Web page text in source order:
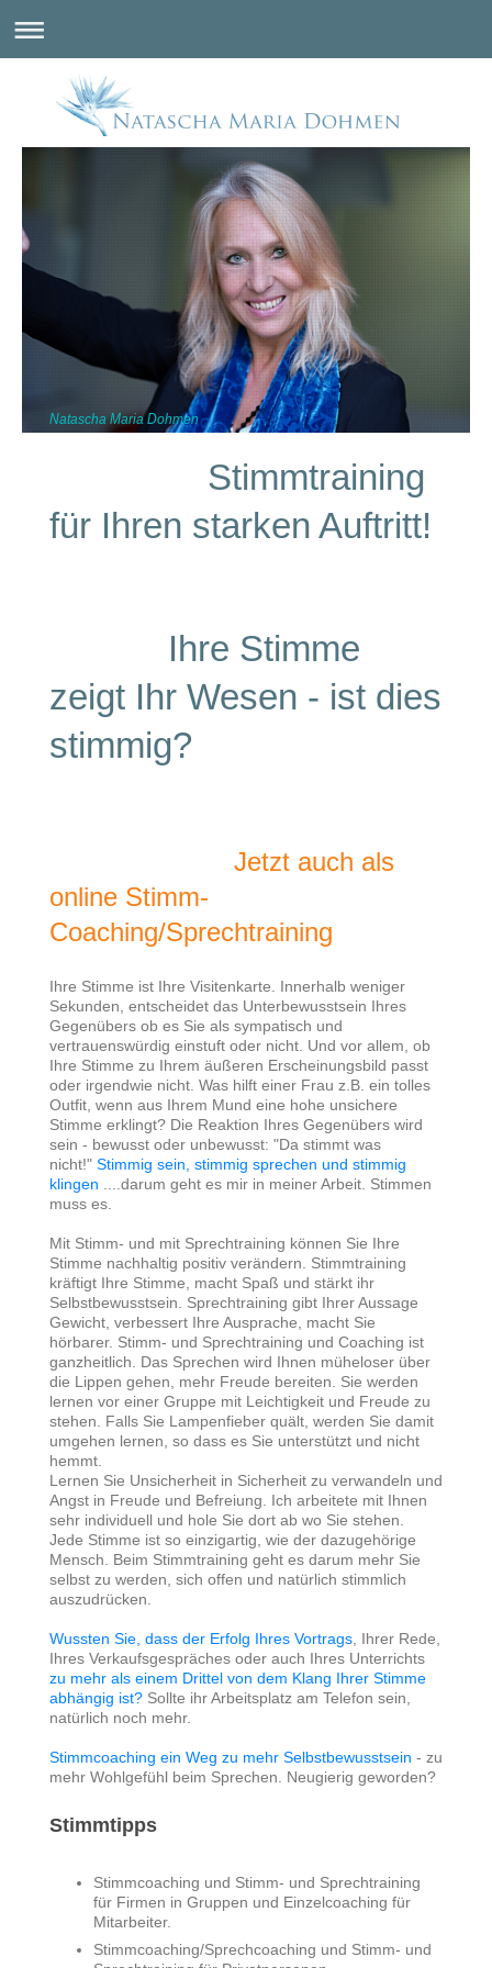
Natascha Maria Dohmen
Stimmtraining
für Ihren starken Auftritt!
Ihre Stimme
zeigt Ihr Wesen - ist dies
stimmig?
Jetzt auch als
online Stimm-
Coaching/Sprechtraining
Ihre Stimme ist Ihre Visitenkarte. Innerhalb weniger
Sekunden, entscheidet das Unterbewusstsein Ihres
Gegenübers ob es Sie als sympatisch und
vertrauenswürdig einstuft oder nicht. Und vor allem, ob
Ihre Stimme zu Ihrem äußeren Erscheinungsbild passt
oder irgendwie nicht. Was hilft einer Frau z.B. ein tolles
Outfit, wenn aus Ihrem Mund eine hohe unsichere
Stimme erklingt? Die Reaktion Ihres Gegenübers wird
sein - bewusst oder unbewusst: "Da stimmt was
nicht!" Stimmig sein, stimmig sprechen und stimmig
klingen ....darum geht es mir in meiner Arbeit. Stimmen
muss es.
Mit Stimm- und mit Sprechtraining können Sie Ihre
Stimme nachhaltig positiv verändern. Stimmtraining
kräftigt Ihre Stimme, macht Spaß und stärkt ihr
Selbstbewusstsein. Sprechtraining gibt Ihrer Aussage
Gewicht, verbessert Ihre Ausprache, macht Sie
hörbarer. Stimm- und Sprechtraining und Coaching ist
ganzheitlich. Das Sprechen wird Ihnen müheloser über
die Lippen gehen, mehr Freude bereiten. Sie werden
lernen vor einer Gruppe mit Leichtigkeit und Freude zu
stehen. Falls Sie Lampenfieber quält, werden Sie damit
umgehen lernen, so dass es Sie unterstützt und nicht
hemmt.
Lernen Sie Unsicherheit in Sicherheit zu verwandeln und
Angst in Freude und Befreiung. Ich arbeitete mit Ihnen
sehr individuell und hole Sie dort ab wo Sie stehen.
Jede Stimme ist so einzigartig, wie der dazugehörige
Mensch. Beim Stimmtraining geht es darum mehr Sie
selbst zu werden, sich offen und natürlich stimmlich
auszudrücken.
Wussten Sie, dass der Erfolg Ihres Vortrags , Ihrer Rede,
Ihres Verkaufsgespräches oder auch Ihres Unterrichts
zu mehr als einem Drittel von dem Klang Ihrer Stimme
abhängig ist? Sollte ihr Arbeitsplatz am Telefon sein,
natürlich noch mehr.
Stimmcoaching ein Weg zu mehr Selbstbewusstsein - zu
mehr Wohlgefühl beim Sprechen. Neugierig geworden?
Stimmtipps
Stimmcoaching und Stimm- und Sprechtraining
für Firmen in Gruppen und Einzelcoaching für
Mitarbeiter.
Stimmcoaching/Sprechcoaching und Stimm- und